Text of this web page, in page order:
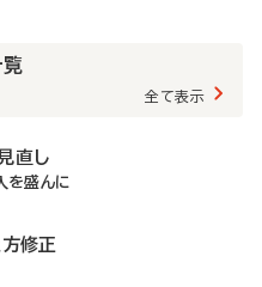
全て表示
直し
を盛んに
方修正